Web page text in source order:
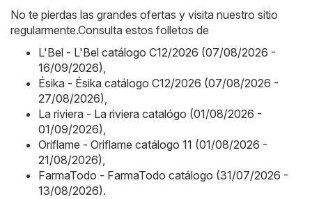
No te pierdas las grandes ofertas y visita nuestro sitio
regularmente.Consulta estos folletos de
L'Bel - L'Bel catálogo C12/2026 (07/08/2026 -
16/09/2026),
Ésika - Ésika catálogo C12/2026 (07/08/2026 -
27/08/2026),
La riviera - La riviera catalógo (01/08/2026 -
01/09/2026),
Oriflame - Oriflame catálogo 11 (01/08/2026 -
21/08/2026),
FarmaTodo - FarmaTodo catálogo (31/07/2026 -
13/08/2026).